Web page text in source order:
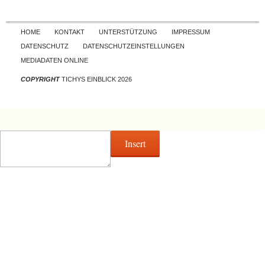
Skip to content
HOME KONTAKT UNTERSTÜTZUNG
IMPRESSUM
DATENSCHUTZ
DATENSCHUTZEINSTELLUNGEN
MEDIADATEN ONLINE
COPYRIGHTTICHYS EINBLICK 2026
Insert